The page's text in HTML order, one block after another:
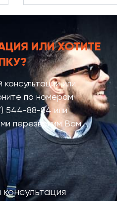
ИЛИ ХОТИТЕ
или
по номерам
544-88-84 или
перезвоним Вам